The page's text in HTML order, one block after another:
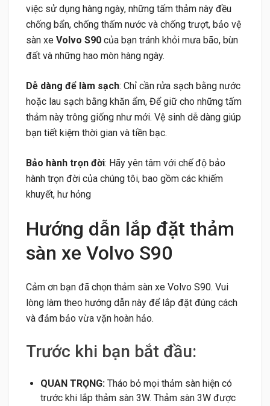
việc sử dụng hàng ngày, những tấm thảm này đều
chống bẩn, chống thấm nước và chống trượt, bảo vệ
sàn xe Volvo S90 của bạn tránh khỏi mưa bão, bùn
đất và những hao mòn hàng ngày.
Dễ dàng để làm sạch: Chỉ cần rửa sạch bằng nước
hoặc lau sạch bằng khăn ẩm, Để giữ cho những tấm
thảm này trông giống như mới. Vệ sinh dễ dàng giúp
bạn tiết kiệm thời gian và tiền bạc.
Bảo hành trọn đời: Hãy yên tâm với chế độ bảo
hành trọn đời của chúng tôi, bao gồm các khiếm
khuyết, hư hỏng
Hướng dẫn lắp đặt thảm
sàn xe Volvo S90
Cảm ơn bạn đã chọn thảm sàn xe Volvo S90. Vui
lòng làm theo hướng dẫn này để lắp đặt đúng cách
và đảm bảo vừa vặn hoàn hảo.
Trước khi bạn bắt đầu:
QUAN TRỌNG: Tháo bỏ mọi thảm sàn hiện có
trước khi lắp thảm sàn 3W. Thảm sàn 3W được